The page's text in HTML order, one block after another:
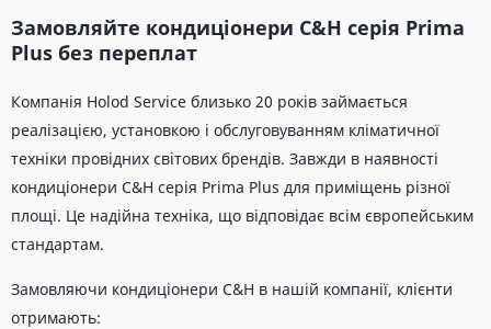
Замовляйте кондиціонери C&H серія Prima
Plus без переплат
Компанія Holod Service близько 20 років займається
реалізацією, установкою і обслуговуванням кліматичної
техніки провідних світових брендів. Завжди в наявності
кондиціонери C&H серія Prima Plus для приміщень різної
площі. Це надійна техніка, що відповідає всім європейським
стандартам.
Замовляючи кондиціонери C&H в нашій компанії, клієнти
отримають: